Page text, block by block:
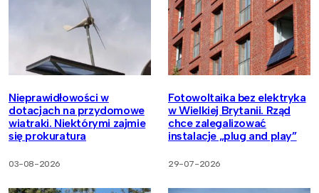
Nieprawidłowości w
dotacjach na przydomowe
wiatraki. Niektórymi zajmie
się prokuratura
03-08-2026
Fotowoltaika bez elektryka
w Wielkiej Brytanii. Rząd
chce zalegalizować
instalacje „plug and play”
29-07-2026